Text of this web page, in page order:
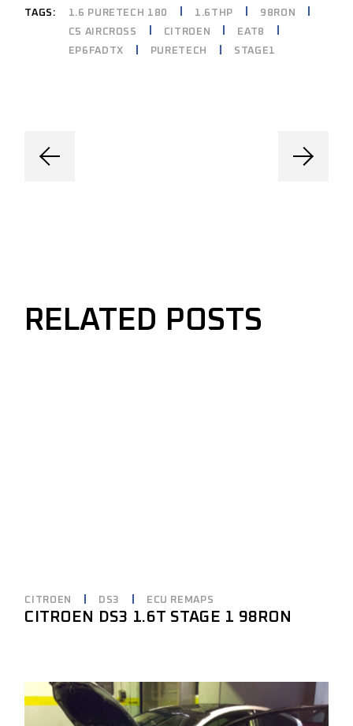
TAGS:
1.6 PURETECH 180 1.6THP
98RON
C5 AIRCROSS
CITROEN
EAT8
EP6FADTX
PURETECH STAGE1
RELATED POSTS
CITROEN DS3 ECU REMAPS
CITROEN DS3 1.6T STAGE 1 98RON